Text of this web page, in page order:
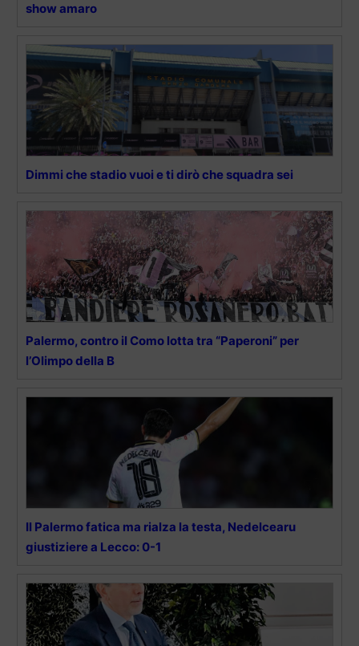
show amaro
Dimmi che stadio vuoi e ti dirò che squadra sei
Palermo, contro il Como lotta tra “Paperoni” per
l’Olimpo della B
Il Palermo fatica ma rialza la testa, Nedelcearu
giustiziere a Lecco: 0-1